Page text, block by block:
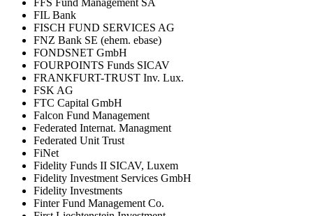
FIL Bank
FISCH FUND SERVICES AG
FNZ Bank SE (ehem. ebase)
FONDSNET GmbH
FOURPOINTS Funds SICAV
FRANKFURT-TRUST Inv. Lux.
FSK AG
FTC Capital GmbH
Falcon Fund Management
Federated Internat. Managment
Federated Unit Trust
FiNet
Fidelity Funds II SICAV, Luxem
Fidelity Investment Services GmbH
Fidelity Investments
Finter Fund Management Co.